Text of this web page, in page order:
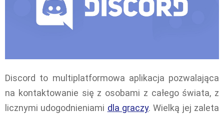
Discord to multiplatformowa aplikacja pozwalająca
na kontaktowanie się z osobami z całego świata, z
licznymi udogodnieniami dla graczy. Wielką jej zaleta